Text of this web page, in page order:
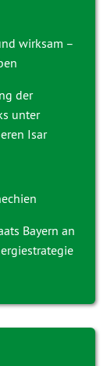
wirksam –
der
unter
Isar
Bayern an